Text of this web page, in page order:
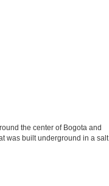
the center of Bogota and
was built underground in a salt